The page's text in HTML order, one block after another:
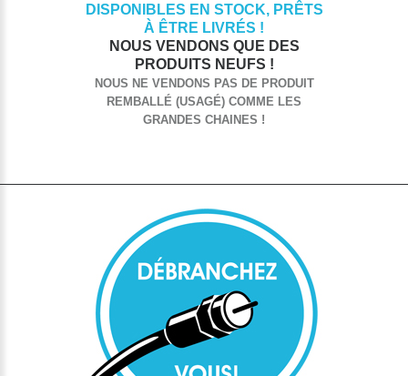
DISPONIBLES EN STOCK, PRÊTS
À ÊTRE LIVRÉS !
NOUS VENDONS QUE DES
PRODUITS NEUFS !
NOUS NE VENDONS PAS DE PRODUIT
REMBALLÉ (USAGÉ) COMME LES
GRANDES CHAINES !